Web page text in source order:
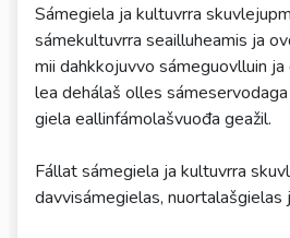
Sámegiela ja kultuvrra
sámekultuvrra seailluheamis ja
mii dahkkojuvvo sámeguovlluin
lea dehálaš olles
giela eallinfámolašvuođa geažil.
Fállat sámegiela ja kultuvrra
davvisámegielas, nuortalašgielas